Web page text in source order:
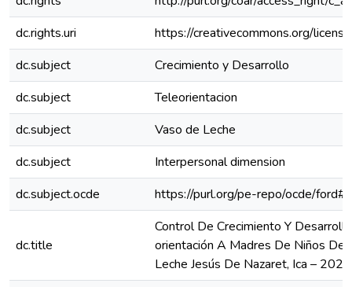
dc.rights.uri
https://creativecommons.org/
dc.subject
Crecimiento y Desarrollo
dc.subject
Teleorientacion
dc.subject
Vaso de Leche
dc.subject
Interpersonal dimension
dc.subject.ocde
https://purl.org/pe-repo/ocde/
dc.title
Control De Crecimiento Y
orientación A Madres De Niños Del
Leche Jesús De Nazaret, Ica – 2023